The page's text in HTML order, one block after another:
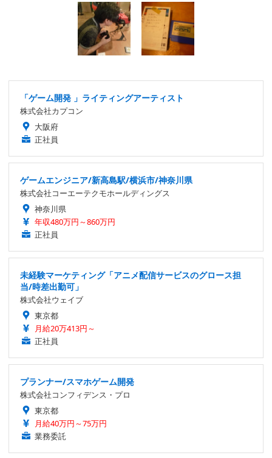
「ゲーム開発 」ライティングアーティスト
株式会社カプコン
大阪府
正社員
ゲームエンジニア/新高島駅/横浜市/神奈川県
株式会社コーエーテクモホールディングス
神奈川県
年収480万円～860万円
正社員
未経験マーケティング「アニメ配信サービスのグロース担
当/時差出勤可」
株式会社ウェイブ
東京都
月給20万413円～
正社員
プランナー/スマホゲーム開発
株式会社コンフィデンス・プロ
東京都
月給40万円～75万円
業務委託